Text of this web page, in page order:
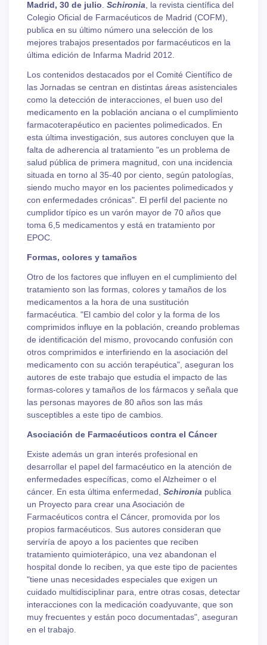
Madrid, 30 de julio Schironia , la revista científica del
Colegio Oficial de Farmacéuticos de Madrid (COFM),
publica en su último número una selección de los
mejores trabajos presentados por farmacéuticos en la
última edición de Infarma Madrid 2012.
Los contenidos destacados por el Comité Científico de
las Jornadas se centran en distintas áreas asistenciales
como la detección de interacciones, el buen uso del
medicamento en la población anciana o el cumplimiento
farmacoterapéutico en pacientes polimedicados. En
esta última investigación, sus autores concluyen que la
falta de adherencia al tratamiento "es un problema de
salud pública de primera magnitud, con una incidencia
situada en torno al 35-40 por ciento, según patologías,
siendo mucho mayor en los pacientes polimedicados y
con enfermedades crónicas". El perfil del paciente no
cumplidor típico es un varón mayor de 70 años que
toma 6,5 medicamentos y está en tratamiento por
EPOC.
Formas, colores y tamaños
Otro de los factores que influyen en el cumplimiento del
tratamiento son las formas, colores y tamaños de los
medicamentos a la hora de una sustitución
farmacéutica. "El cambio del color y la forma de los
comprimidos influye en la población, creando problemas
de identificación del mismo, provocando confusión con
otros comprimidos e interfiriendo en la asociación del
medicamento con su acción terapéutica", aseguran los
autores de este trabajo que estudia el impacto de las
formas-colores y tamaños de los fármacos y señala que
las personas mayores de 80 años son las más
susceptibles a este tipo de cambios.
Asociación de Farmacéuticos contra el Cáncer
Existe además un gran interés profesional en
desarrollar el papel del farmacéutico en la atención de
enfermedades específicas, como el Alzheimer o el
cáncer. En esta última enfermedad, Schironia publica
un Proyecto para crear una Asociación de
Farmacéuticos contra el Cáncer, promovida por los
propios farmacéuticos. Sus autores consideran que
serviría de apoyo a los pacientes que reciben
tratamiento quimioterápico, una vez abandonan el
hospital donde lo reciben, ya que este tipo de pacientes
"tiene unas necesidades especiales que exigen un
cuidado multidisciplinar para, entre otras cosas, detectar
interacciones con la medicación coadyuvante, que son
muy frecuentes y están poco documentadas", aseguran
en el trabajo.